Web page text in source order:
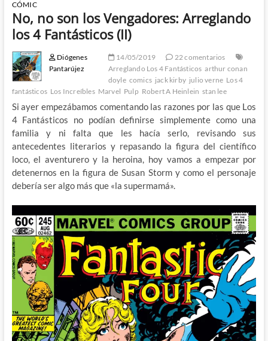
CÓMIC
No, no son los Vengadores: Arreglando
los 4 Fantásticos (II)
Diógenes
Pantarújez
14/05/2019
22 comentarios
Arreglando Los 4 Fantásticos arthur conan
doyle comics jack kirby julio verne Los 4
fantásticos Los Increíbles Marvel Pulp Robert A Heinlein stan lee
Si ayer empezábamos comentando las razones por las que Los
4 Fantásticos no podían definirse simplemente como una
familia y ni falta que les hacía serlo, revisando sus
antecedentes literarios y repasando la figura del científico
loco, el aventurero y la heroina, hoy vamos a empezar por
detenernos en la figura de Susan Storm y como el personaje
debería ser algo más que «la supermamá».